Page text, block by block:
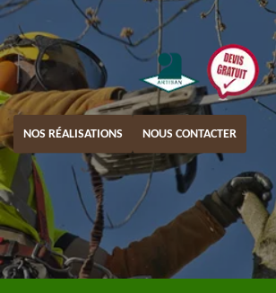
NOS RÉALISATIONS NOUS CONTACTER